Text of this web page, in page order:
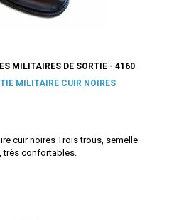
MILITAIRES DE SORTIE - 4160
MILITAIRE CUIR NOIRES
cuir noires Trois trous, semelle
très confortables.